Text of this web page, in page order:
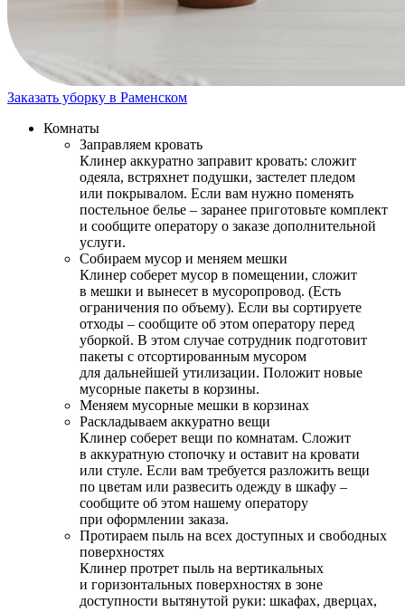
Заказать уборку в Раменском
Комнаты
Заправляем кровать
Клинер аккуратно заправит кровать: сложит
одеяла, встряхнет подушки, застелет пледом
или покрывалом. Если вам нужно поменять
постельное белье – заранее приготовьте комплект
и сообщите оператору о заказе дополнительной
услуги.
Собираем мусор и меняем мешки
Клинер соберет мусор в помещении, сложит
в мешки и вынесет в мусоропровод. (Есть
ограничения по объему). Если вы сортируете
отходы – сообщите об этом оператору перед
уборкой. В этом случае сотрудник подготовит
пакеты с отсортированным мусором
для дальнейшей утилизации. Положит новые
мусорные пакеты в корзины.
Меняем мусорные мешки в корзинах
Раскладываем аккуратно вещи
Клинер соберет вещи по комнатам. Сложит
в аккуратную стопочку и оставит на кровати
или стуле. Если вам требуется разложить вещи
по цветам или развесить одежду в шкафу –
сообщите об этом нашему оператору
при оформлении заказа.
Протираем пыль на всех доступных и свободных
поверхностях
Клинер протрет пыль на вертикальных
и горизонтальных поверхностях в зоне
доступности вытянутой руки: шкафах, дверцах,